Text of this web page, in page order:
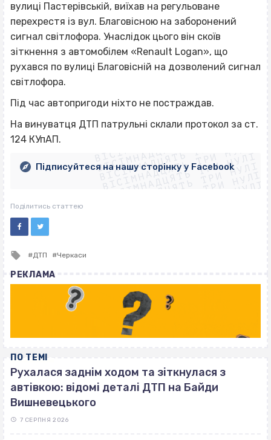
вулиці Пастерівській, виїхав на регульоване
перехрестя із вул. Благовісною на заборонений
сигнал світлофора. Унаслідок цього він скоїв
зіткнення з автомобілем «Renault Logan», що
рухався по вулиці Благовісній на дозволений сигнал
світлофора.
Під час автопригоди ніхто не постраждав.
На винуватця ДТП патрульні склали протокол за ст.
124 КУпАП.
ВІСІМНАДЦЯТЬ ТРИ НУЛІ
ВІСІМНАДЦЯТЬ ТРИ НУЛІ
ВІСІМНАДЦЯТЬ ТРИ НУЛІ
ВІСІМНАДЦЯТЬ ТРИ НУЛІ
ВІСІМНАДЦЯТЬ ТРИ НУЛІ
ВІСІМНАДЦЯТЬ ТРИ НУЛІ
ВІСІМНАДЦЯТЬ ТРИ НУЛІ
ВІСІМНАДЦЯТЬ ТРИ НУЛІ
Підписуйтеся на нашу сторінку у Facebook
Поділитись статтею
Tagged
ДТП Черкаси
РЕКЛАМА
ПО ТЕМІ
Рухалася заднім ходом та зіткнулася з
автівкою: відомі деталі ДТП на Байди
Вишневецького
7 СЕРПНЯ 2026